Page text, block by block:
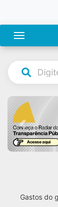
Toggle
Previous
Gastos do